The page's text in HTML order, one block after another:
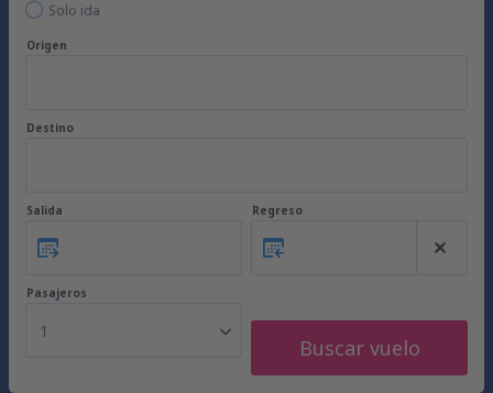
Solo ida
Origen
Destino
Salida Regreso
Pasajeros
1
Buscar vuelo